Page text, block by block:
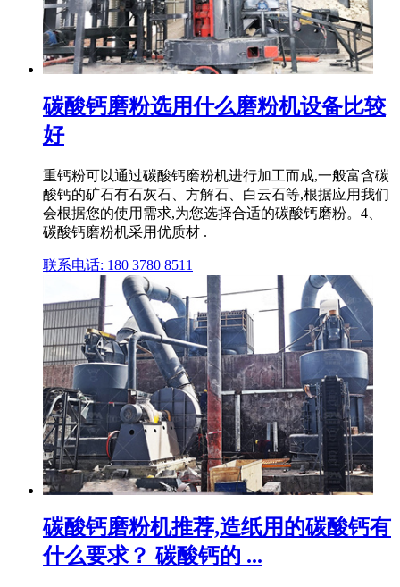
碳酸钙磨粉选用什么磨粉机设备比较
好
重钙粉可以通过碳酸钙磨粉机进行加工而成,一般富含碳
酸钙的矿石有石灰石、方解石、白云石等,根据应用我们
会根据您的使用需求,为您选择合适的碳酸钙磨粉。4、
碳酸钙磨粉机采用优质材 .
联系电话: 180 3780 8511
碳酸钙磨粉机推荐,造纸用的碳酸钙有
什么要求？ 碳酸钙的 ...